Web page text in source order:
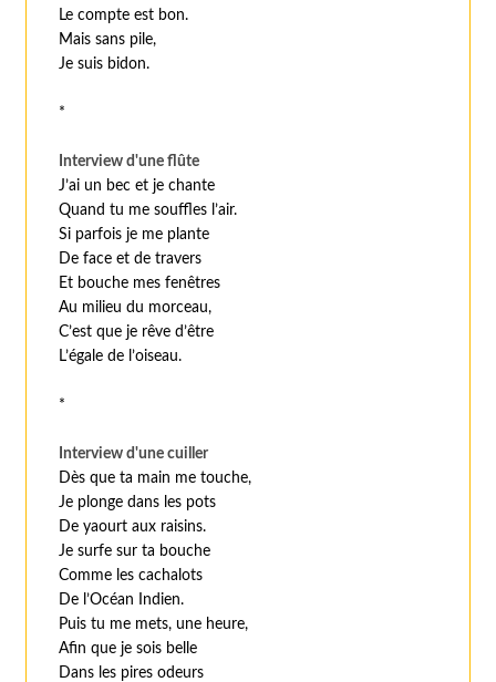
Le compte est bon.
Mais sans pile,
Je suis bidon.
*
Interview d'une flûte
J’ai un bec et je chante
Quand tu me souffles l’air.
Si parfois je me plante
De face et de travers
Et bouche mes fenêtres
Au milieu du morceau,
C’est que je rêve d’être
L’égale de l’oiseau.
*
Interview d'une cuiller
Dès que ta main me touche,
Je plonge dans les pots
De yaourt aux raisins.
Je surfe sur ta bouche
Comme les cachalots
De l’Océan Indien.
Puis tu me mets, une heure,
Afin que je sois belle
Dans les pires odeurs